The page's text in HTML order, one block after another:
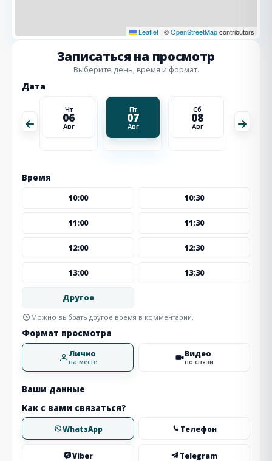
Leaflet | ©OpenStreetMapcontributors
Записаться на просмотр
Выберите день, время и формат.
Дата
Чт
06
Авг
Пт
07
Авг
Сб
08
Авг
Время
10:00 10:30
11:00 11:30
12:00 12:30
13:00 13:30
Другое
Можно выбрать другое время в комментарии.
Формат просмотра
Лично
на месте
Видео
по связи
Ваши данные
Как с вами связаться?
WhatsApp Телефон
Viber Telegram